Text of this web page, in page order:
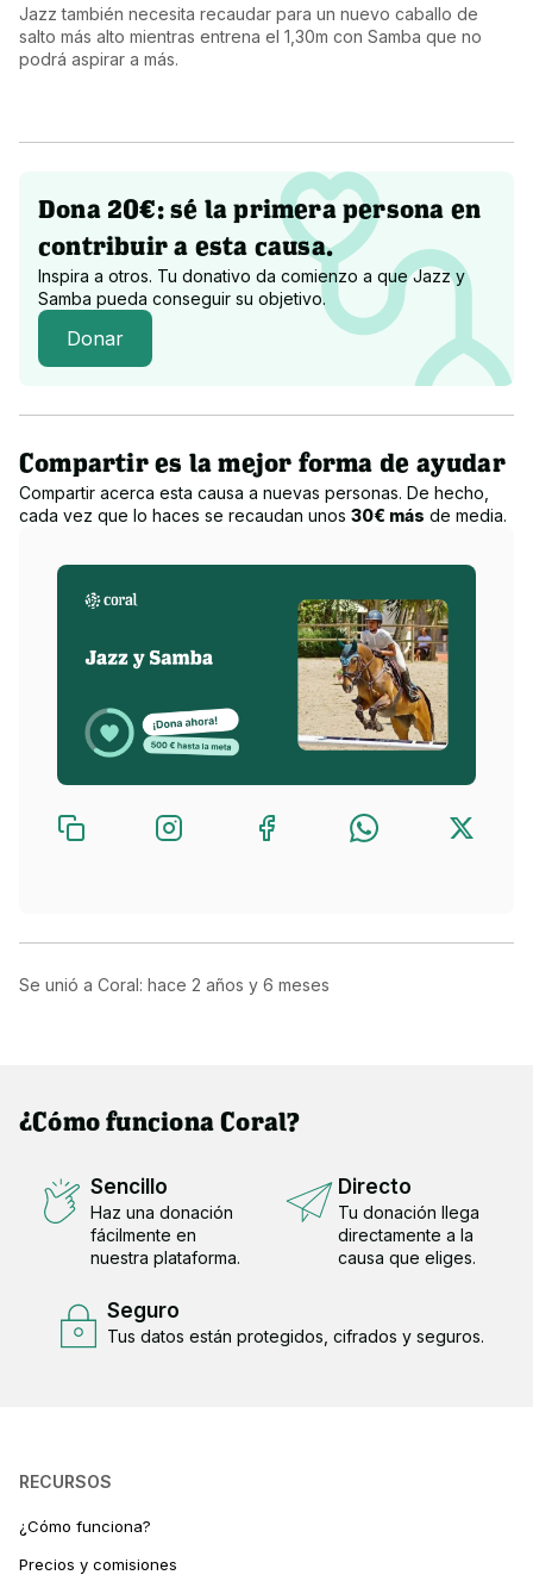
Jazz también necesita recaudar para un nuevo caballo de
salto más alto mientras entrena el 1,30m con Samba que no
podrá aspirar a más.
Dona 20€: sé la primera persona en
contribuir a esta causa.
Inspira a otros. Tu donativo da comienzo a queJazz y
Samba pueda conseguir su objetivo.
Donar
Compartir es la mejor forma de ayudar
Compartir acerca esta causa a nuevas personas. De hecho,
cada vez que lo haces se recaudan unos 30€ más de media.
Se unió a Coral: hace 2 años y 6 meses
¿Cómo funciona Coral?
Sencillo
Haz una donación
fácilmente en
nuestra plataforma.
Directo
Tu donación llega
directamente a la
causa que eliges.
Seguro
Tus datos están protegidos, cifrados y seguros.
RECURSOS
¿Cómo funciona?
Precios y comisiones